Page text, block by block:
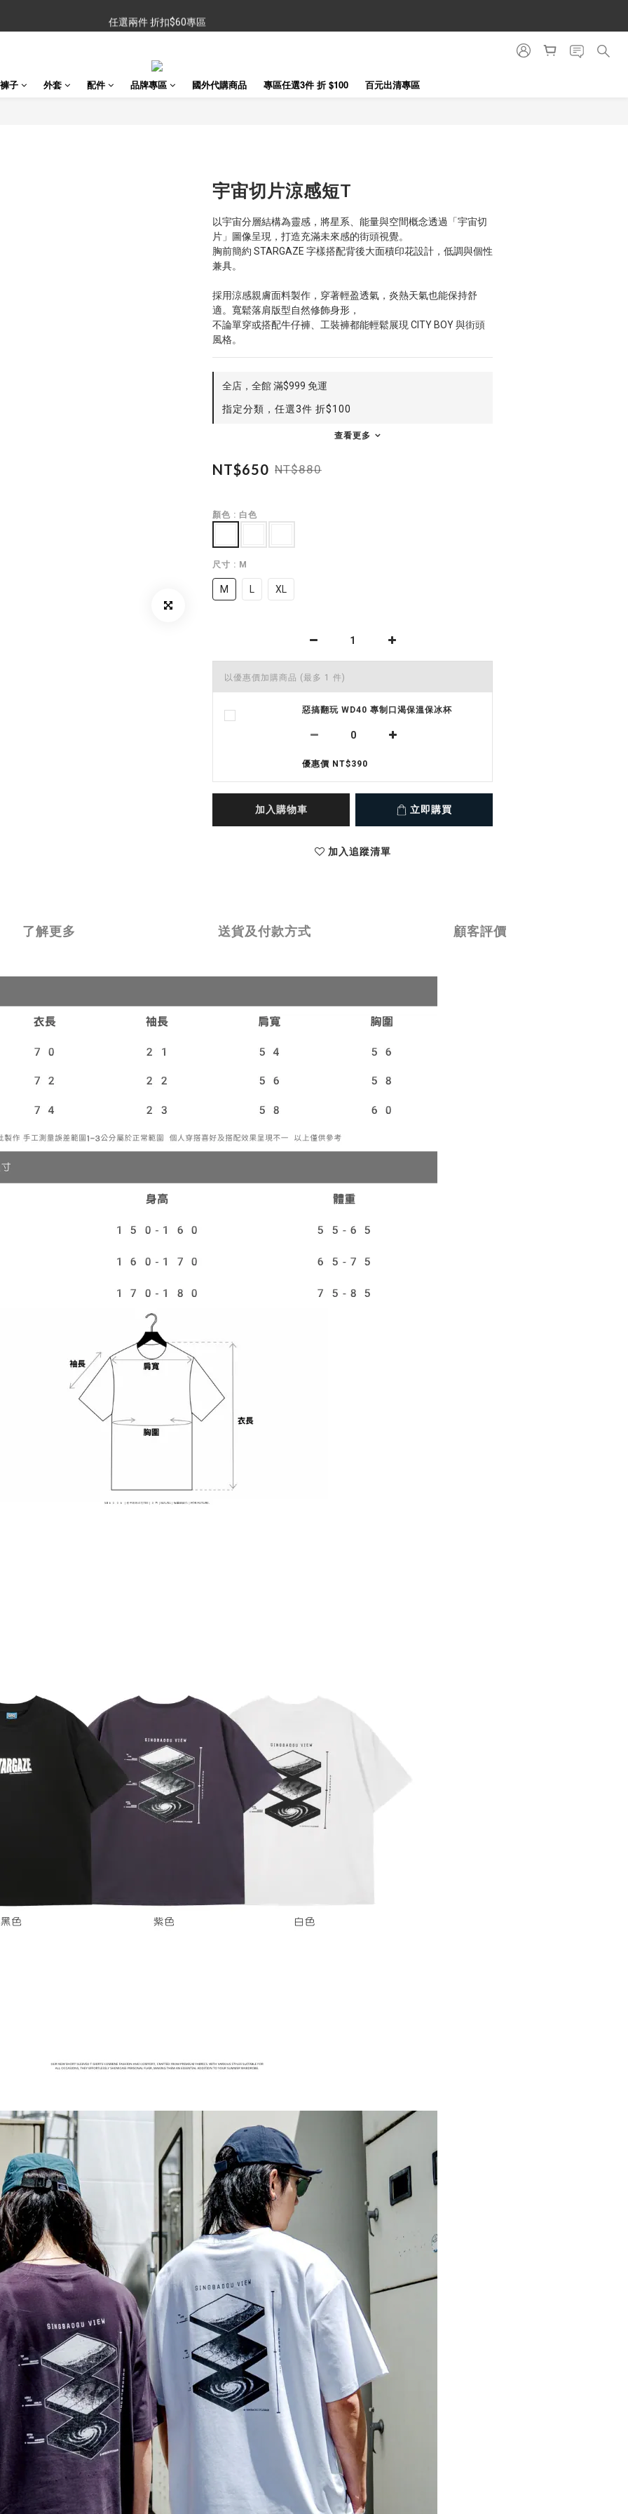
任選兩件 折扣$60專區
任選兩件 折扣$60專區
任選兩件 折扣$60專區
褲子 外套 配件 品牌專區 國外代購商品 專區任選3件 折 $100 百元出清專區
宇宙切片涼感短T
以宇宙分層結構為靈感，將星系、能量與空間概念透過「宇宙切
片」圖像呈現，打造充滿未來感的街頭視覺。
胸前簡約 STARGAZE 字樣搭配背後大面積印花設計，低調與個性
兼具。
採用涼感親膚面料製作，穿著輕盈透氣，炎熱天氣也能保持舒
適。寬鬆落肩版型自然修飾身形，
不論單穿或搭配牛仔褲、工裝褲都能輕鬆展現 CITY BOY 與街頭
風格。
全店，全館 滿$999 免運
指定分類，任選3件 折$100
查看更多
NT$650 NT$880
顏色 : 白色
尺寸 : M
M XL
以優惠價加購商品 (最多 1 件)
惡搞翻玩 WD40 專制口渴保溫保冰杯
優惠價 NT$390
加入購物車 立即購買
加入追蹤清單
了解更多 送貨及付款方式 顧客評價
立即購買